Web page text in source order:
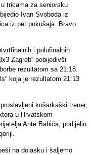
tricama za seniorsku
Ivan Svoboda iz
iz pet pokušaja. Bravo
i polufinalnih
Zagreb“ pobijedivši
rezultatom sa 21:18.
koja je rezultatom 21:13
košarkaški trener,
u Hrvatskom
Ante Babića, podijelio
na dolasku i šaljemo